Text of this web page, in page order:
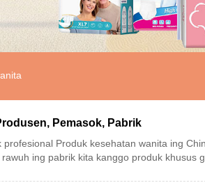
Pemasok, Pabrik
Produk kesehatan wanita ing
ing pabrik kita kanggo produk khusus